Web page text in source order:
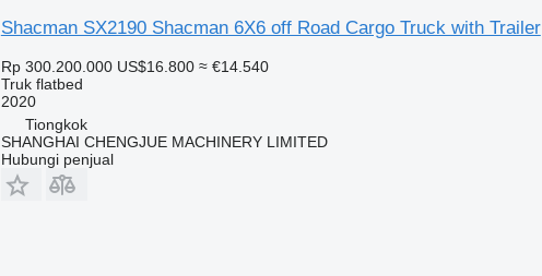
Shacman SX2190 Shacman 6X6 off Road Cargo Truck with Trailer
Rp 300.200.000 US$16.800 ≈ €14.540
Truk flatbed
2020
Tiongkok
SHANGHAI CHENGJUE MACHINERY LIMITED
Hubungi penjual